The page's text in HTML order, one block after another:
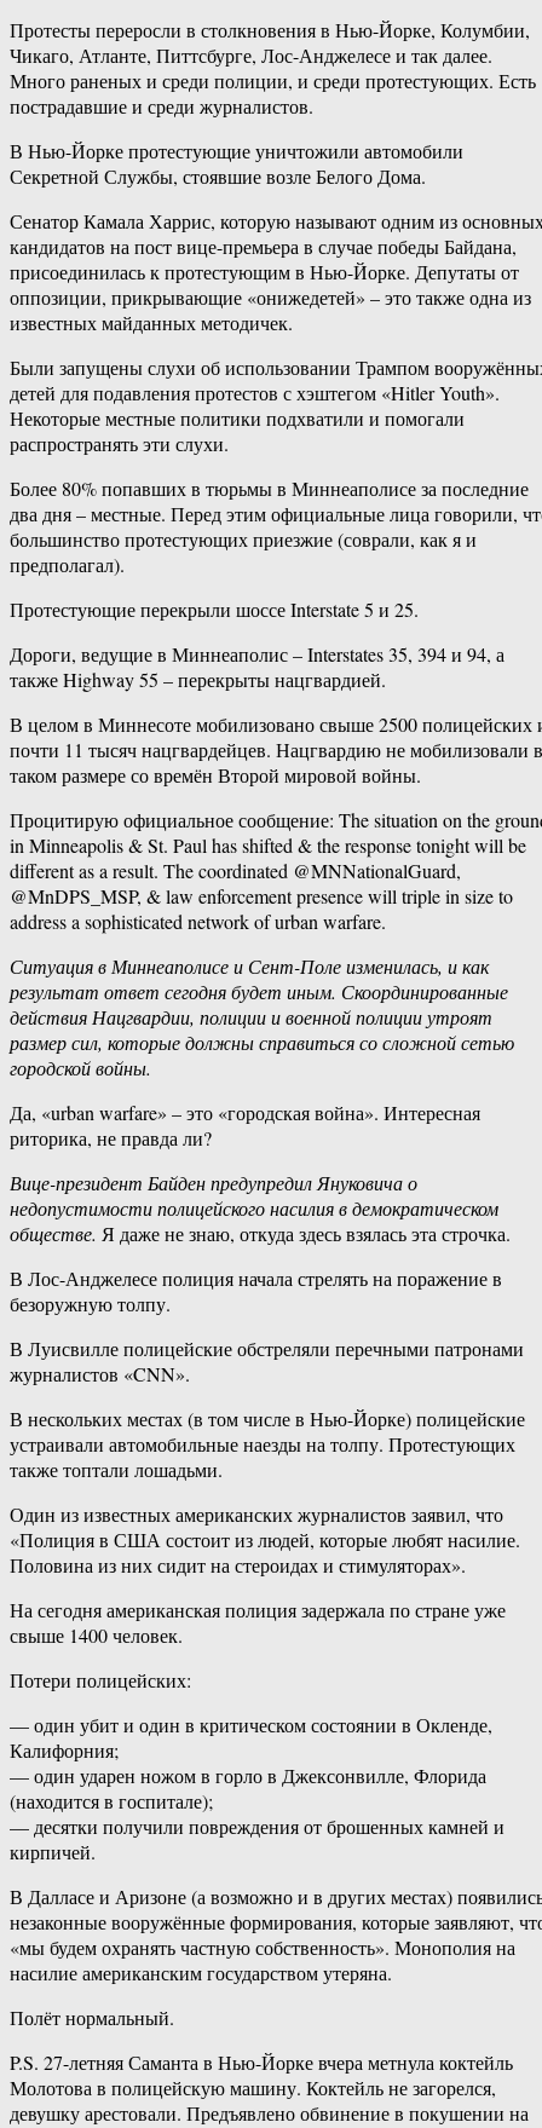
Протесты переросли в столкновения в Нью-Йорке, Колумбии,
Чикаго, Атланте, Питтсбурге, Лос-Анджелесе и так далее.
Много раненых и среди полиции, и среди протестующих. Есть
пострадавшие и среди журналистов.
В Нью-Йорке протестующие уничтожили автомобили
Секретной Службы, стоявшие возле Белого Дома.
Сенатор Камала Харрис, которую называют одним из
кандидатов на пост вице-премьера в случае победы Байдана,
присоединилась к протестующим в Нью-Йорке. Депутаты от
оппозиции, прикрывающие «онижедетей» – это также одна из
известных майданных методичек.
Были запущены слухи об использовании Трампом
детей для подавления протестов с хэштегом «Hitler Youth».
Некоторые местные политики подхватили и помогали
распространять эти слухи.
Более 80% попавших в тюрьмы в Миннеаполисе за последние
два дня – местные. Перед этим официальные лица говорили,
большинство протестующих приезжие (соврали, как я и
предполагал).
Протестующие перекрыли шоссе Interstate 5 и 25.
Дороги, ведущие в Миннеаполис – Interstates 35, 394 и 94, а
также Highway 55 – перекрыты нацгвардией.
В целом в Миннесоте мобилизовано свыше 2500 полицейских
почти 11 тысяч нацгвардейцев. Нацгвардию не мобилизовали в
таком размере со времён Второй мировой войны.
Процитирую официальное сообщение: The situation on the
in Minneapolis & St. Paul has shifted & the response tonight will be
different as a result. The coordinated @MNNationalGuard,
@MnDPS_MSP, & law enforcement presence will triple in size to
address a sophisticated network of urban warfare.
Ситуация в Миннеаполисе и Сент-Поле изменилась, и как
результат ответ сегодня будет иным. Скоординированные
действия Нацгвардии, полиции и военной полиции утроят
размер сил, которые должны справиться со сложной сетью
городской войны.
Да, «urban warfare» – это «городская война». Интересная
риторика, не правда ли?
Вице-президент Байден предупредил Януковича о
недопустимости полицейского насилия в демократическом
обществе. Я даже не знаю, откуда здесь взялась эта строчка.
В Лос-Анджелесе полиция начала стрелять на поражение в
безоружную толпу.
В Луисвилле полицейские обстреляли перечными патронами
журналистов «CNN».
В нескольких местах (в том числе в Нью-Йорке) полицейские
устраивали автомобильные наезды на толпу. Протестующих
также топтали лошадьми.
Один из известных американских журналистов заявил, что
«Полиция в США состоит из людей, которые любят насилие.
Половина из них сидит на стероидах и стимуляторах».
На сегодня американская полиция задержала по стране уже
свыше 1400 человек.
Потери полицейских:
— один убит и один в критическом состоянии в Окленде,
Калифорния;
— один ударен ножом в горло в Джексонвилле, Флорида
(находится в госпитале);
— десятки получили повреждения от брошенных камней и
кирпичей.
В Далласе и Аризоне (а возможно и в других местах)
незаконные вооружённые формирования, которые заявляют,
«мы будем охранять частную собственность». Монополия на
насилие американским государством утеряна.
Полёт нормальный.
P.S. 27-летняя Саманта в Нью-Йорке вчера метнула коктейль
Молотова в полицейскую машину. Коктейль не загорелся,
девушку арестовали. Предъявлено обвинение в покушении на